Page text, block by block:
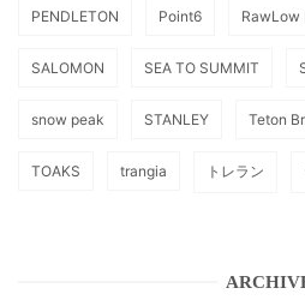
PENDLETON Point6 RawLow
SALOMON SEA TO SUMMIT
snow peak STANLEY Teton
TOAKS trangia トレラン